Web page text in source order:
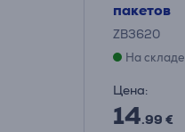
пакетов
ZB3620
На складе
Цена:
14.99 €